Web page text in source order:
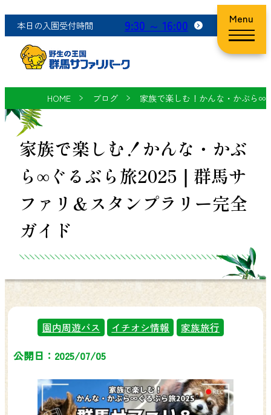
本日の入園受付時間 9:30 ～ 16:00 Menu
HOME ブログ 家族で楽しむ！かんな・かぶら∞
家族で楽しむ！かんな・かぶ
ら∞ぐるぶら旅2025｜群馬サ
ファリ＆スタンプラリー完全
ガイド
園内周遊バス イチオシ情報 家族旅行
公開日：2025/07/05